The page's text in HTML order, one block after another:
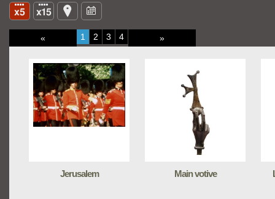
« 1 2 3 4 »
Jerusalem Main votive